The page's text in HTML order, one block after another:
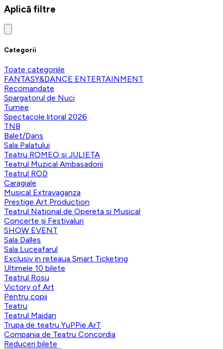
Aplică filtre
Categorii
Toate categoriile
FANTASY&DANCE ENTERTAINMENT
Recomandate
Spargatorul de Nuci
Turnee
Spectacole litoral 2026
TNB
Balet/Dans
Sala Palatului
Teatru ROMEO si JULIETA
Teatrul Muzical Ambasadorii
Teatrul ROD
Caragiale
Musical Extravaganza
Prestige Art Production
Teatrul National de Opereta si Musical
Concerte și Festivaluri
SHOW EVENT
Sala Dalles
Sala Luceafarul
Exclusiv in reteaua Smart Ticketing
Ultimele 10 bilete
Teatrul Rosu
Victory of Art
Pentru copii
Teatru
Teatrul Maidan
Trupa de teatru YuPPie ArT
Compania de Teatru Concordia
Reduceri bilete